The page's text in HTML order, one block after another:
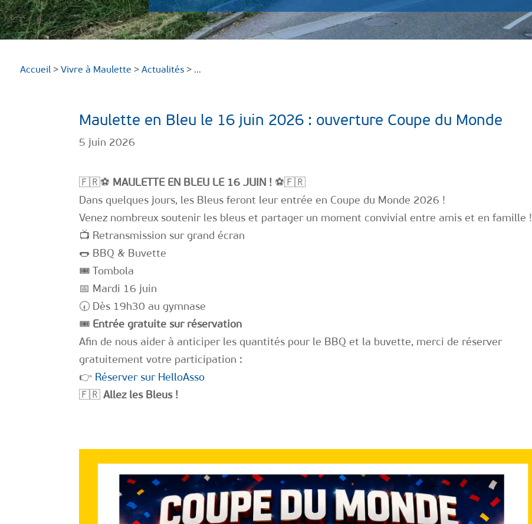
Accueil > Vivre à Maulette > Actualités> …
Maulette en Bleu le 16 juin 2026 : ouverture Coupe du Monde
5 juin 2026
🇫🇷⚽ MAULETTE EN BLEU LE 16 JUIN ! ⚽🇫🇷
Dans quelques jours, les Bleus feront leur entrée en Coupe du Monde 2026 !
Venez nombreux soutenir les bleus et partager un moment convivial entre amis et en famille !
📺 Retransmission sur grand écran
🌭 BBQ & Buvette
🎟 Tombola
📅 Mardi 16 juin
🕢 Dès 19h30 au gymnase
🎟️ Entrée gratuite sur réservation
Afin de nous aider à anticiper les quantités pour le BBQ et la buvette, merci de réserver
gratuitement votre participation :
👉 Réserver sur HelloAsso
🇫🇷 Allez les Bleus !